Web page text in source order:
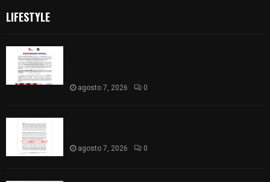
LIFESTYLE
agosto 7, 2026 0
agosto 7, 2026 0